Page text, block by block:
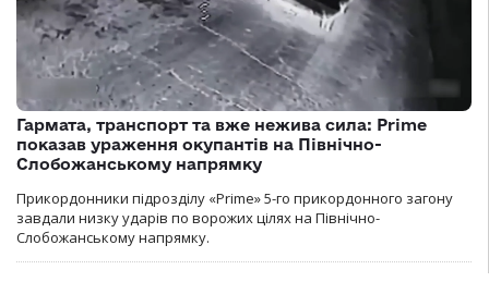
Гармата, транспорт та вже нежива сила: Prime
показав ураження окупантів на Північно-
Слобожанському напрямку
Прикордонники підрозділу «Prime» 5-го прикордонного загону
завдали низку ударів по ворожих цілях на Північно-
Слобожанському напрямку.